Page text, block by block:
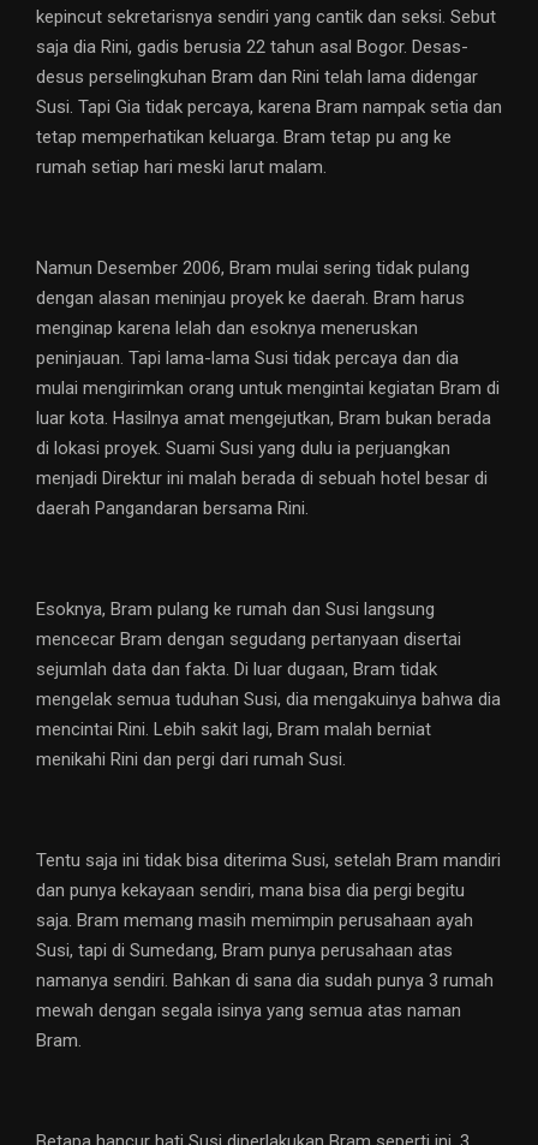
kepincut sekretarisnya sendiri yang cantik dan seksi. Sebut
saja dia Rini, gadis berusia 22 tahun asal Bogor. Desas-
desus perselingkuhan Bram dan Rini telah lama didengar
Susi. Tapi Gia tidak percaya, karena Bram nampak setia dan
tetap memperhatikan keluarga. Bram tetap pu ang ke
rumah setiap hari meski larut malam.
Namun Desember 2006, Bram mulai sering tidak pulang
dengan alasan meninjau proyek ke daerah. Bram harus
menginap karena lelah dan esoknya meneruskan
peninjauan. Tapi lama-lama Susi tidak percaya dan dia
mulai mengirimkan orang untuk mengintai kegiatan Bram di
luar kota. Hasilnya amat mengejutkan, Bram bukan berada
di lokasi proyek. Suami Susi yang dulu ia perjuangkan
menjadi Direktur ini malah berada di sebuah hotel besar di
daerah Pangandaran bersama Rini.
Esoknya, Bram pulang ke rumah dan Susi langsung
mencecar Bram dengan segudang pertanyaan disertai
sejumlah data dan fakta. Di luar dugaan, Bram tidak
mengelak semua tuduhan Susi, dia mengakuinya bahwa dia
mencintai Rini. Lebih sakit lagi, Bram malah berniat
menikahi Rini dan pergi dari rumah Susi.
Tentu saja ini tidak bisa diterima Susi, setelah Bram mandiri
dan punya kekayaan sendiri, mana bisa dia pergi begitu
saja. Bram memang masih memimpin perusahaan ayah
Susi, tapi di Sumedang, Bram punya perusahaan atas
namanya sendiri. Bahkan di sana dia sudah punya 3 rumah
mewah dengan segala isinya yang semua atas naman
Bram.